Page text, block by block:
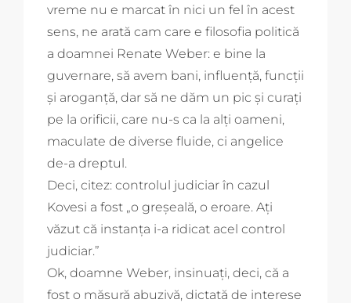
vreme nu e marcat în nici un fel în acest
sens, ne arată cam care e filosofia politică
a doamnei Renate Weber: e bine la
guvernare, să avem bani, influență, funcții
și aroganță, dar să ne dăm un pic și curați
pe la orificii, care nu-s ca la alți oameni,
maculate de diverse fluide, ci angelice
de-a dreptul.
Deci, citez: controlul judiciar în cazul
Kovesi a fost „o greșeală, o eroare. Ați
văzut că instanța i-a ridicat acel control
judiciar.”
Ok, doamne Weber, insinuați, deci, că a
fost o măsură abuzivă, dictată de interese